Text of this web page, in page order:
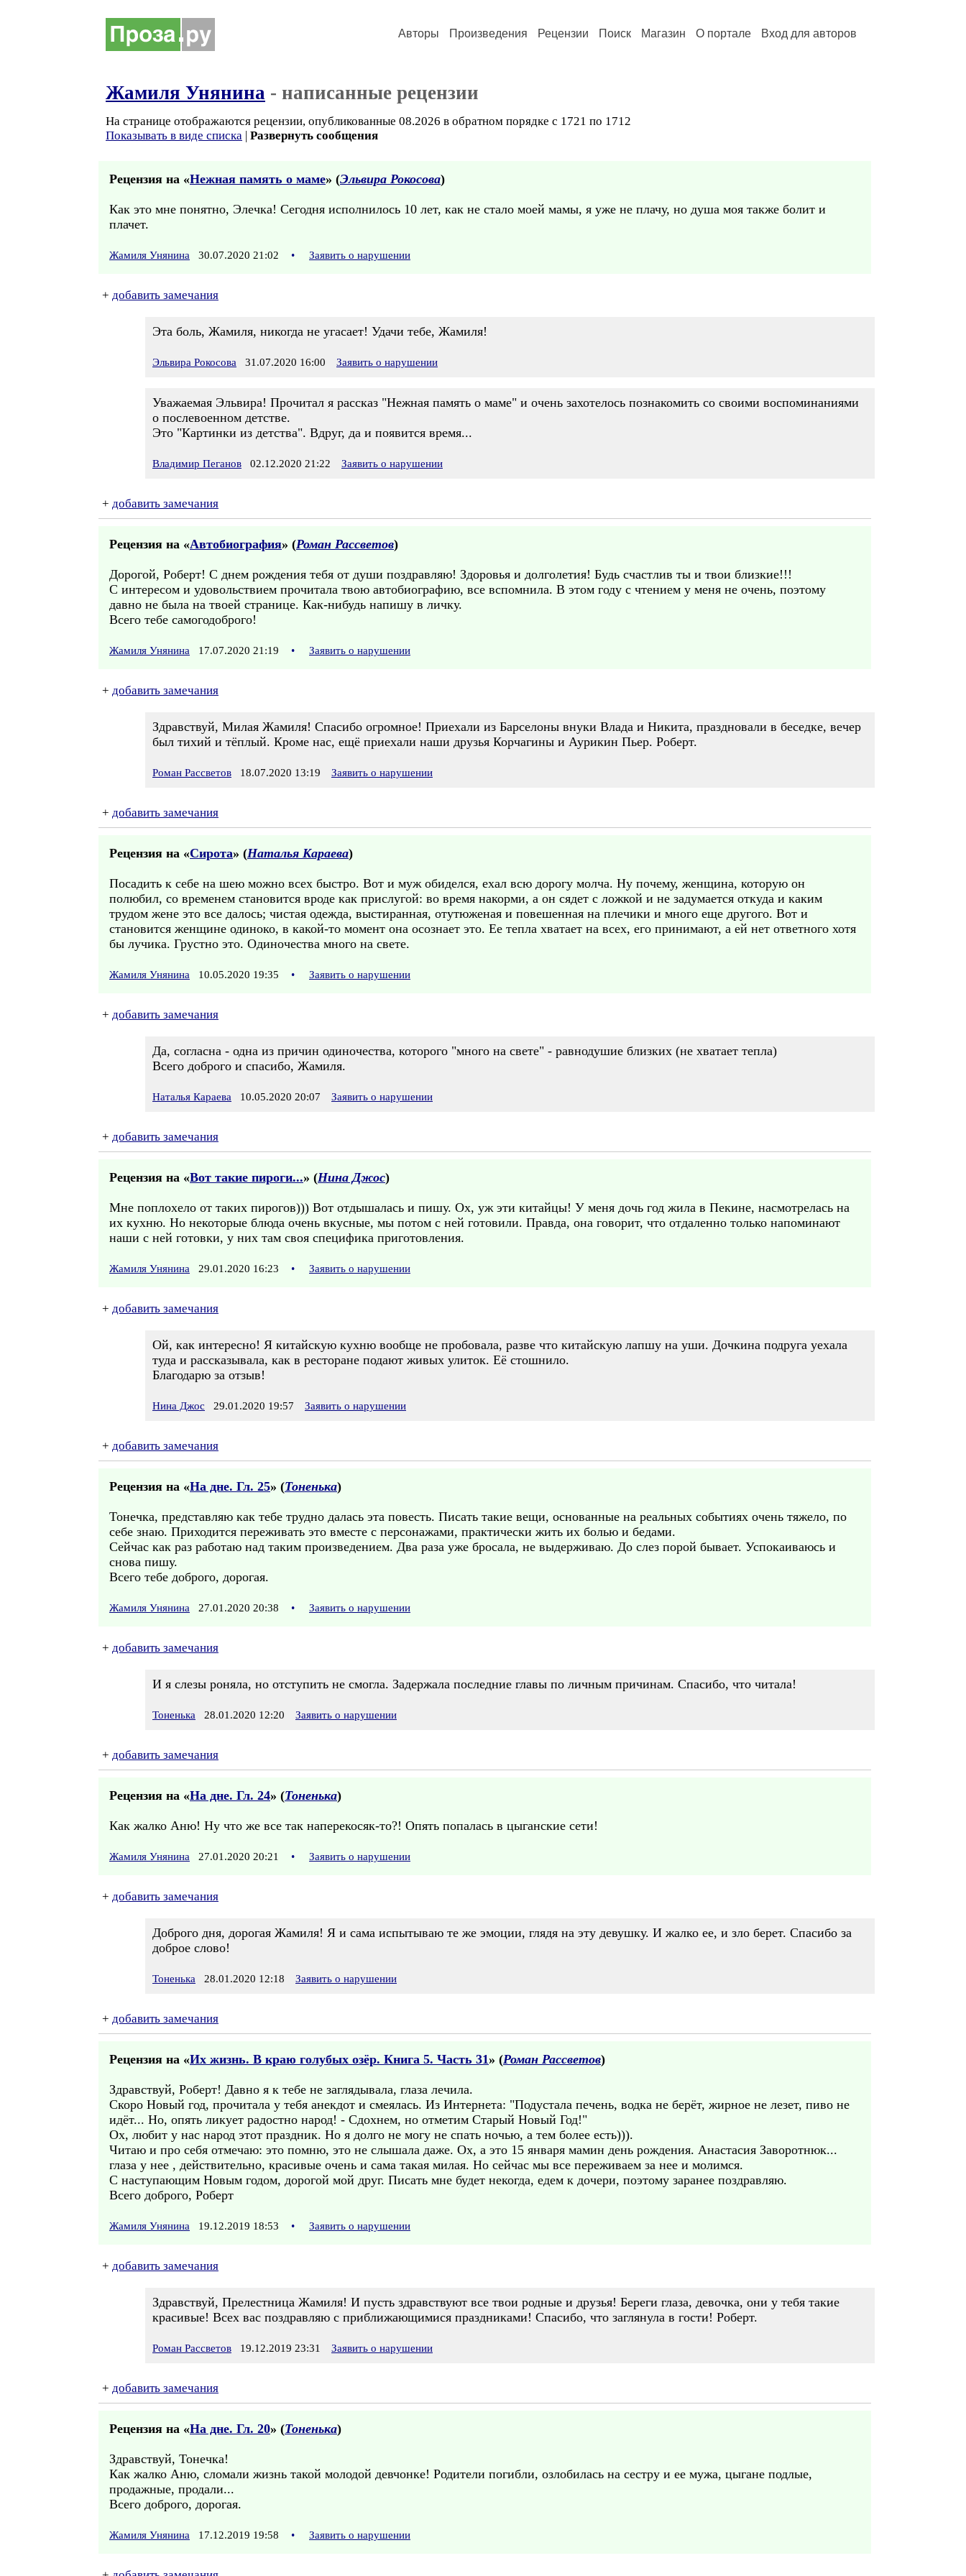
Авторы Произведения Рецензии Поиск Магазин О портале Вход для авторов
Жамиля Унянина - написанные рецензии
На странице отображаются рецензии, опубликованные 08.2026 в обратном порядке с 1721 по 1712
Показывать в виде списка | Развернуть сообщения
Рецензия на «Нежная память о маме» (Эльвира Рокосова)
Как это мне понятно, Элечка! Сегодня исполнилось 10 лет, как не стало моей мамы, я уже не плачу, но душа моя также болит и
плачет.
Жамиля Унянина 30.07.2020 21:02 • Заявить о нарушении
+ добавить замечания
Эта боль, Жамиля, никогда не угасает! Удачи тебе, Жамиля!
Эльвира Рокосова 31.07.2020 16:00 Заявить о нарушении
Уважаемая Эльвира! Прочитал я рассказ "Нежная память о маме" и очень захотелось познакомить со своими воспоминаниями
о послевоенном детстве.
Это "Картинки из детства". Вдруг, да и появится время...
Владимир Пеганов 02.12.2020 21:22 Заявить о нарушении
+ добавить замечания
Рецензия на «Автобиография» (Роман Рассветов)
Дорогой, Роберт! С днем рождения тебя от души поздравляю! Здоровья и долголетия! Будь счастлив ты и твои близкие!!!
С интересом и удовольствием прочитала твою автобиографию, все вспомнила. В этом году с чтением у меня не очень, поэтому
давно не была на твоей странице. Как-нибудь напишу в личку.
Всего тебе самогодоброго!
Жамиля Унянина 17.07.2020 21:19 • Заявить о нарушении
+ добавить замечания
Здравствуй, Милая Жамиля! Спасибо огромное! Приехали из Барселоны внуки Влада и Никита, праздновали в беседке, вечер
был тихий и тёплый. Кроме нас, ещё приехали наши друзья Корчагины и Аурикин Пьер. Роберт.
Роман Рассветов 18.07.2020 13:19 Заявить о нарушении
+ добавить замечания
Рецензия на «Сирота» (Наталья Караева)
Посадить к себе на шею можно всех быстро. Вот и муж обиделся, ехал всю дорогу молча. Ну почему, женщина, которую он
полюбил, со временем становится вроде как прислугой: во время накорми, а он сядет с ложкой и не задумается откуда и каким
трудом жене это все далось; чистая одежда, выстиранная, отутюженая и повешенная на плечики и много еще другого. Вот и
становится женщине одиноко, в какой-то момент она осознает это. Ее тепла хватает на всех, его принимают, а ей нет ответного хотя
бы лучика. Грустно это. Одиночества много на свете.
Жамиля Унянина 10.05.2020 19:35 • Заявить о нарушении
+ добавить замечания
Да, согласна - одна из причин одиночества, которого "много на свете" - равнодушие близких (не хватает тепла)
Всего доброго и спасибо, Жамиля.
Наталья Караева 10.05.2020 20:07 Заявить о нарушении
+ добавить замечания
Рецензия на «Вот такие пироги...» (Нина Джос)
Мне поплохело от таких пирогов))) Вот отдышалась и пишу. Ох, уж эти китайцы! У меня дочь год жила в Пекине, насмотрелась на
их кухню. Но некоторые блюда очень вкусные, мы потом с ней готовили. Правда, она говорит, что отдаленно только напоминают
наши с ней готовки, у них там своя специфика приготовления.
Жамиля Унянина 29.01.2020 16:23 • Заявить о нарушении
+ добавить замечания
Ой, как интересно! Я китайскую кухню вообще не пробовала, разве что китайскую лапшу на уши. Дочкина подруга уехала
туда и рассказывала, как в ресторане подают живых улиток. Её стошнило.
Благодарю за отзыв!
Нина Джос 29.01.2020 19:57 Заявить о нарушении
+ добавить замечания
Рецензия на «На дне. Гл. 25» (Тоненька)
Тонечка, представляю как тебе трудно далась эта повесть. Писать такие вещи, основанные на реальных событиях очень тяжело, по
себе знаю. Приходится переживать это вместе с персонажами, практически жить их болью и бедами.
Сейчас как раз работаю над таким произведением. Два раза уже бросала, не выдерживаю. До слез порой бывает. Успокаиваюсь и
снова пишу.
Всего тебе доброго, дорогая.
Жамиля Унянина 27.01.2020 20:38 • Заявить о нарушении
+ добавить замечания
И я слезы роняла, но отступить не смогла. Задержала последние главы по личным причинам. Спасибо, что читала!
Тоненька 28.01.2020 12:20 Заявить о нарушении
+ добавить замечания
Рецензия на «На дне. Гл. 24» (Тоненька)
Как жалко Аню! Ну что же все так наперекосяк-то?! Опять попалась в цыганские сети!
Жамиля Унянина 27.01.2020 20:21 • Заявить о нарушении
+ добавить замечания
Доброго дня, дорогая Жамиля! Я и сама испытываю те же эмоции, глядя на эту девушку. И жалко ее, и зло берет. Спасибо за
доброе слово!
Тоненька 28.01.2020 12:18 Заявить о нарушении
+ добавить замечания
Рецензия на «Их жизнь. В краю голубых озёр. Книга 5. Часть 31» (Роман Рассветов)
Здравствуй, Роберт! Давно я к тебе не заглядывала, глаза лечила.
Скоро Новый год, прочитала у тебя анекдот и смеялась. Из Интернета: "Подустала печень, водка не берёт, жирное не лезет, пиво не
идёт... Но, опять ликует радостно народ! - Сдохнем, но отметим Старый Новый Год!"
Ох, любит у нас народ этот праздник. Но я долго не могу не спать ночью, а тем более есть))).
Читаю и про себя отмечаю: это помню, это не слышала даже. Ох, а это 15 января мамин день рождения. Анастасия Заворотнюк...
глаза у нее , действительно, красивые очень и сама такая милая. Но сейчас мы все переживаем за нее и молимся.
С наступающим Новым годом, дорогой мой друг. Писать мне будет некогда, едем к дочери, поэтому заранее поздравляю.
Всего доброго, Роберт
Жамиля Унянина 19.12.2019 18:53 • Заявить о нарушении
+ добавить замечания
Здравствуй, Прелестница Жамиля! И пусть здравствуют все твои родные и друзья! Береги глаза, девочка, они у тебя такие
красивые! Всех вас поздравляю с приближающимися праздниками! Спасибо, что заглянула в гости! Роберт.
Роман Рассветов 19.12.2019 23:31 Заявить о нарушении
+ добавить замечания
Рецензия на «На дне. Гл. 20» (Тоненька)
Здравствуй, Тонечка!
Как жалко Аню, сломали жизнь такой молодой девчонке! Родители погибли, озлобилась на сестру и ее мужа, цыгане подлые,
продажные, продали...
Всего доброго, дорогая.
Жамиля Унянина 17.12.2019 19:58 • Заявить о нарушении